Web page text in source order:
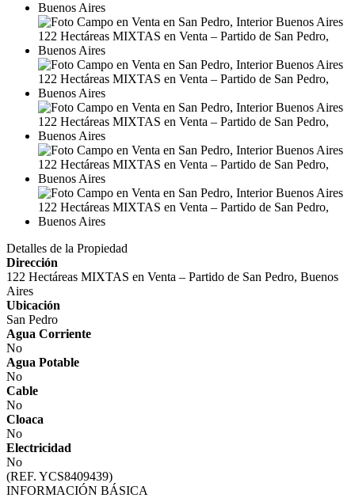
Detalles de la Propiedad
Dirección
122 Hectáreas MIXTAS en Venta – Partido de San Pedro, Buenos
Aires
Ubicación
San Pedro
Agua Corriente
No
Agua Potable
No
Cable
No
Cloaca
No
Electricidad
No
(REF. YCS8409439)
INFORMACIÓN BÁSICA